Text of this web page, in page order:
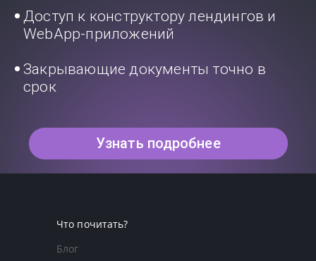
Доступ к конструктору лендингов и
WebApp-приложений
Закрывающие документы точно в
срок
Узнать подробнее
Что почитать?
Блог